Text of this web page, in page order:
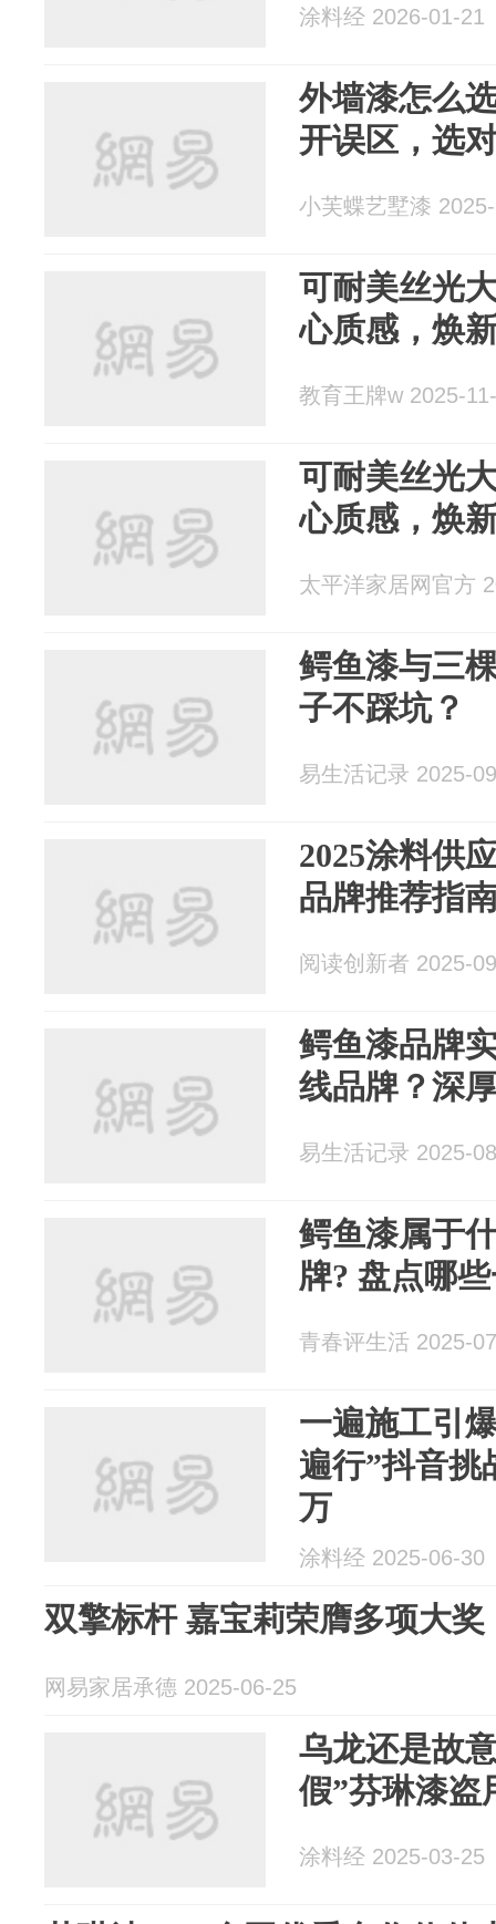
涂料经 2026-01-21
外墙漆怎么
开误区，选
小芙蝶艺墅漆
可耐美丝光
心质感，焕
教育王牌w 2025-
可耐美丝光
心质感，焕
太平洋家居网官方
鳄鱼漆与三
子不踩坑？
易生活记录 2025-
2025涂料供
品牌推荐指
阅读创新者 2025-
鳄鱼漆品牌
线品牌？深
易生活记录 2025-
鳄鱼漆属于
牌? 盘点哪
青春评生活 2025-
一遍施工引
遍行”抖音挑
万
涂料经 2025-06-30
双擎标杆 嘉宝莉荣膺多项大奖
网易家居承德 2025-06-25
乌龙还是故
假”芬琳漆盗
涂料经 2025-03-25